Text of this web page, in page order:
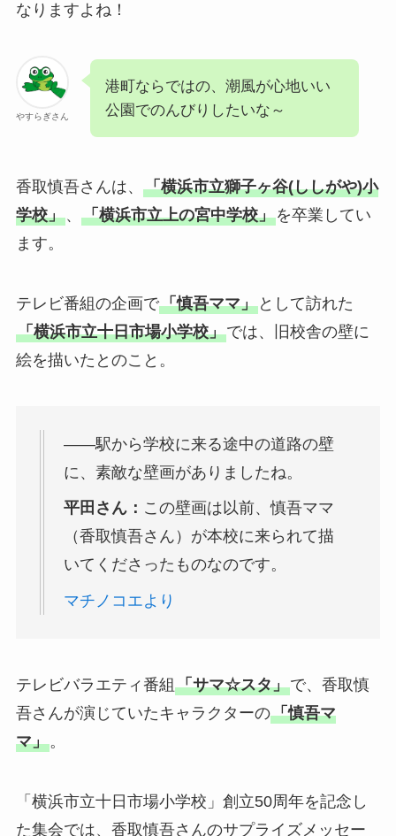
なりますよね！
やすらぎさん
港町ならではの、潮風が心地いい
公園でのんびりしたいな～
香取慎吾さんは、 「横浜市立獅子ヶ谷(ししがや)小
学校」、 「横浜市立上の宮中学校」を卒業してい
ます。
テレビ番組の企画で「慎吾ママ」として訪れた
「横浜市立十日市場小学校」では、旧校舎の壁に
絵を描いたとのこと。
――駅から学校に来る途中の道路の壁
に、素敵な壁画がありましたね。
平田さん： この壁画は以前、慎吾ママ
（香取慎吾さん）が本校に来られて描
いてくださったものなのです。
マチノコエより
テレビバラエティ番組 「サマ☆スタ」で、香取慎
吾さんが演じていたキャラクターの「慎吾マ
マ」。
「横浜市立十日市場小学校」創立50周年を記念し
た集会では、香取慎吾さんのサプライズメッセー